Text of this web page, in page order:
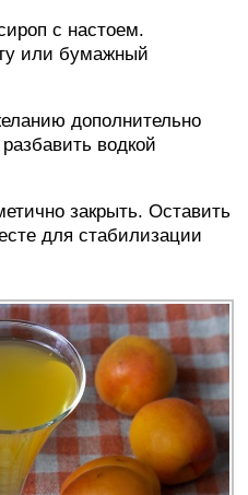
с настоем.
или бумажный
дополнительно
водкой
закрыть. Оставить
для стабилизации